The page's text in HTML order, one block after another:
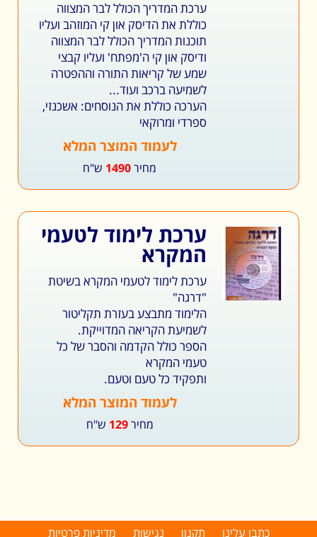
ערכת המדריך הכולל לבר המצווה
כוללת את הדיסק און קי המוזהב ועליו
תוכנות המדריך הכולל לבר המצווה
ודיסק און קי ה'מפתח' ועליו קבצי
שמע של קריאות התורה וההפטרה
לשמיעה ברכב ועוד...
הערכה כוללת את הנוסחים: אשכנזי,
ספרדי ומרוקאי
לעמוד המוצר המלא
מחיר 1490 ש"ח
ערכת לימוד לטעמי
המקרא
ערכת לימוד לטעמי המקרא בשיטת
"דרגה"
הלימוד מתבצע בעזרת תקליטור
לשמיעת הקריאה המדוייקת.
הספר כולל הקדמה והסבר של כל
טעמי המקרא
ותפקיד כל טעם וטעם.
לעמוד המוצר המלא
מחיר129 ש"ח
כתבו עלינו תקנון נגישות מדיניות פרטיות